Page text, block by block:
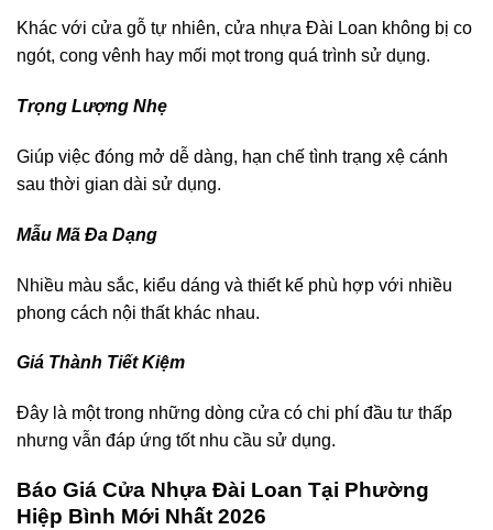
Khác với cửa gỗ tự nhiên, cửa nhựa Đài Loan không bị co
ngót, cong vênh hay mối mọt trong quá trình sử dụng.
Trọng Lượng Nhẹ
Giúp việc đóng mở dễ dàng, hạn chế tình trạng xệ cánh
sau thời gian dài sử dụng.
Mẫu Mã Đa Dạng
Nhiều màu sắc, kiểu dáng và thiết kế phù hợp với nhiều
phong cách nội thất khác nhau.
Giá Thành Tiết Kiệm
Đây là một trong những dòng cửa có chi phí đầu tư thấp
nhưng vẫn đáp ứng tốt nhu cầu sử dụng.
Báo Giá Cửa Nhựa Đài Loan Tại Phường
Hiệp Bình Mới Nhất 2026